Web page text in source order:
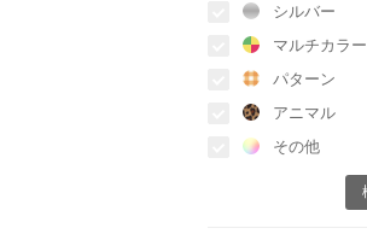
シルバー
マルチカラー
パターン
アニマル
その他